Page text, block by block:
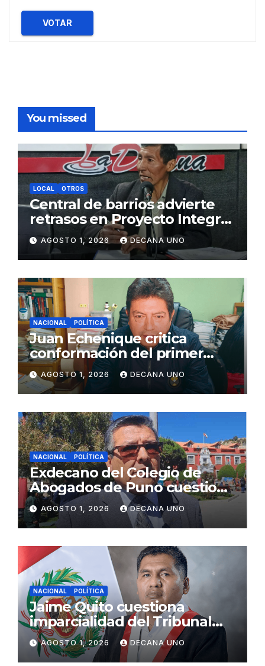
VOTAR
You missed
LOCAL OTROS
Central de barrios advierte
retrasos en Proyecto Integral
de Agua y Alcantarillado para
Juliaca
AGOSTO 1, 2026 DECANA UNO
NACIONAL POLÍTICA
Juan Echenique critica
conformación del primer
gabinete ministerial de Keiko
Fujimori
AGOSTO 1, 2026 DECANA UNO
NACIONAL POLÍTICA
Exdecano del Colegio de
Abogados de Puno cuestiona
propuestas sobre seguridad
ciudadana
AGOSTO 1, 2026 DECANA UNO
NACIONAL POLÍTICA
Jaime Quito cuestiona
imparcialidad del Tribunal
Constitucional tras liberación
de Ollanta Humala
AGOSTO 1, 2026 DECANA UNO